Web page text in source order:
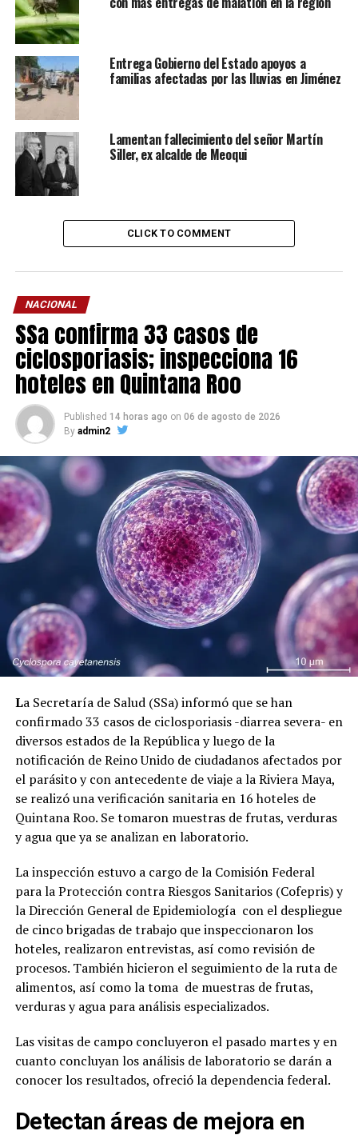
Entrega Gobierno del Estado apoyos a
familias afectadas por las lluvias en Jiménez
Lamentan fallecimiento del señor Martín
Siller, ex alcalde de Meoqui
CLICK TO COMMENT
NACIONAL
SSa confirma 33 casos de
ciclosporiasis; inspecciona 16
hoteles en Quintana Roo
Published 14 horas ago on 06 de agosto de 2026
By admin2
La Secretaría de Salud (SSa) informó que se han
confirmado 33 casos de ciclosporiasis -diarrea severa- en
diversos estados de la República y luego de la
notificación de Reino Unido de ciudadanos afectados por
el parásito y con antecedente de viaje a la Riviera Maya,
se realizó una verificación sanitaria en 16 hoteles de
Quintana Roo. Se tomaron muestras de frutas, verduras
y agua que ya se analizan en laboratorio.
La inspección estuvo a cargo de la Comisión Federal
para la Protección contra Riesgos Sanitarios (Cofepris) y
la Dirección General de Epidemiología con el despliegue
de cinco brigadas de trabajo que inspeccionaron los
hoteles, realizaron entrevistas, así como revisión de
procesos. También hicieron el seguimiento de la ruta de
alimentos, así como la toma de muestras de frutas,
verduras y agua para análisis especializados.
Las visitas de campo concluyeron el pasado martes y en
cuanto concluyan los análisis de laboratorio se darán a
conocer los resultados, ofreció la dependencia federal.
Detectan áreas de mejora en